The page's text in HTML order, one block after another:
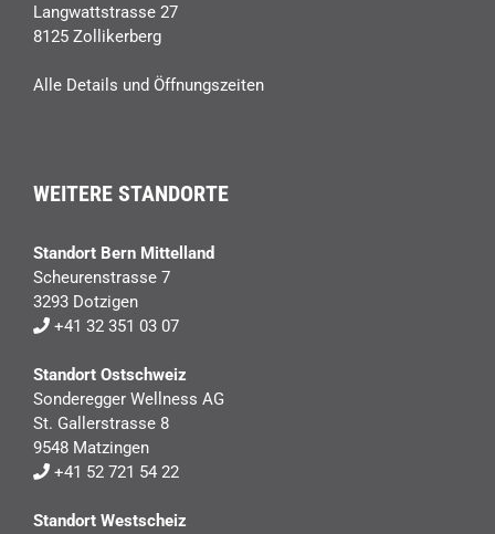
Langwattstrasse 27
8125 Zollikerberg
Alle Details und Öffnungszeiten
WEITERE STANDORTE
Standort Bern Mittelland
Scheurenstrasse 7
3293 Dotzigen
+41 32 351 03 07
Standort Ostschweiz
Sonderegger Wellness AG
St. Gallerstrasse 8
9548 Matzingen
+41 52 721 54 22
Standort Westscheiz